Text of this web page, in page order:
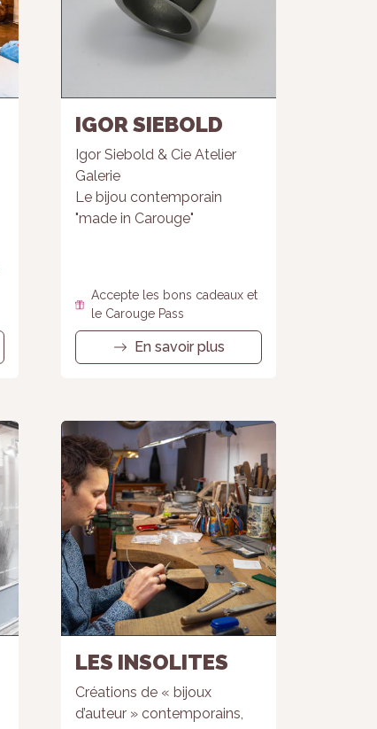
IGOR SIEBOLD
Igor Siebold & Cie Atelier
Galerie
Le bijou contemporain
"made in Carouge"
Accepte les bons cadeaux et
le Carouge Pass
En savoir plus
LES INSOLITES
Créations de « bijoux
d’auteur » contemporains,